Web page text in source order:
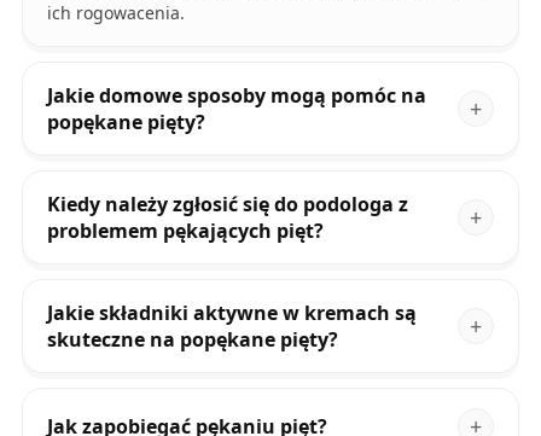
ich rogowacenia.
Jakie domowe sposoby mogą pomóc na
popękane pięty?
Kiedy należy zgłosić się do podologa z
problemem pękających pięt?
Jakie składniki aktywne w kremach są
skuteczne na popękane pięty?
Jak zapobiegać pękaniu pięt?